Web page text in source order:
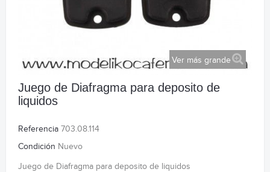
Ver más grande
Juego de Diafragma para deposito de
liquidos
Referencia 703.08.114
Condición Nuevo
Juego de Diafragma para deposito de liquidos